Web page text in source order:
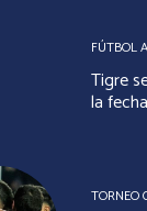
FÚTBOL
Tigre
la
TORNEO